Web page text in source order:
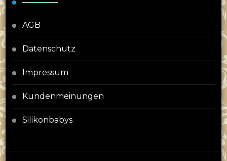
AGB
Datenschutz
Impressum
Kundenmeinungen
Silikonbabys